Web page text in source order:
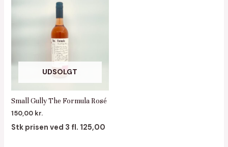
UDSOLGT
Small Gully The Formula Rosé
150,00 kr.
Stk prisen ved 3 fl. 125,00